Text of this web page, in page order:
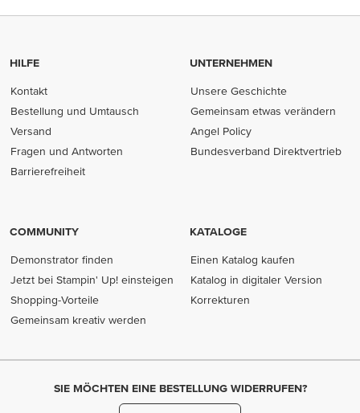
HILFE
Kontakt
Bestellung und Umtausch
Versand
Fragen und Antworten
Barrierefreiheit
UNTERNEHMEN
Unsere Geschichte
Gemeinsam etwas verändern
Angel Policy
Bundesverband Direktvertrieb
COMMUNITY
Demonstrator finden
Jetzt bei Stampin' Up! einsteigen
Shopping-Vorteile
Gemeinsam kreativ werden
KATALOGE
Einen Katalog kaufen
Katalog in digitaler Version
Korrekturen
SIE MÖCHTEN EINE BESTELLUNG WIDERRUFEN?